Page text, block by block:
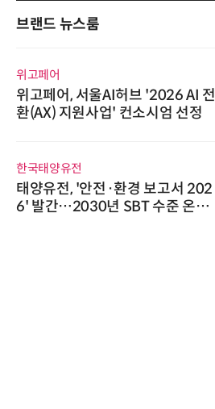
브랜드 뉴스룸
위고페어
위고페어, 서울AI허브 '2026 AI 전
환(AX) 지원사업' 컨소시엄 선정
한국태양유전
태양유전, '안전·환경 보고서 202
6' 발간…2030년 SBT 수준 온실